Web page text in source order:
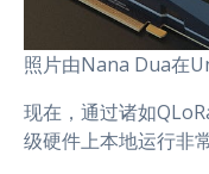
照片由Nana Dua在
现在，通过诸如
级硬件上本地运行非